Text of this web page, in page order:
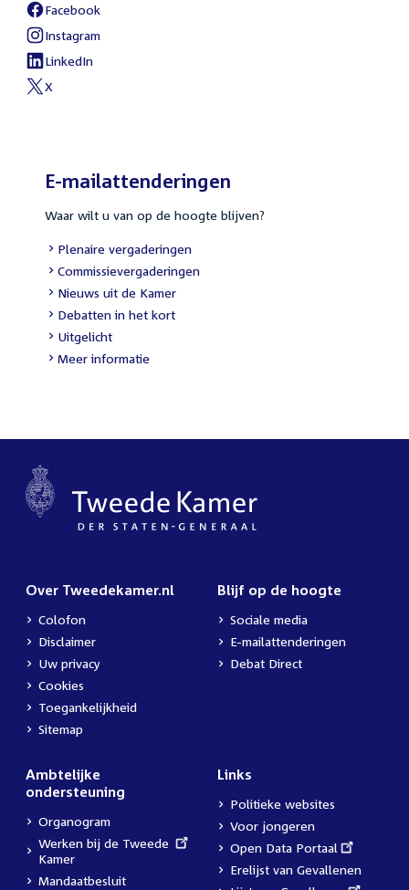
External
link:
Facebook
External
link:
Instagram
External
link:
LinkedIn
External
X
E-mailattenderingen
Waar wilt u van op de hoogte blijven?
External
link:
Plenaire vergaderingen
External
link:
Commissievergaderingen
External
link:
Nieuws uit de Kamer
External
link:
Debatten in het kort
External
link:
Uitgelicht
Meer informatie
Over Tweedekamer.nl
Colofon
Disclaimer
Uw privacy
Cookies
Toegankelijkheid
Sitemap
Blijf op de hoogte
Sociale media
E-mailattenderingen
Debat Direct
Ambtelijke
ondersteuning
Organogram
External
link:
Werken bij de Tweede
Kamer
Mandaatbesluit
Links
Politieke websites
Voor jongeren
External
link:
Open Data Portaal
Erelijst van Gevallenen